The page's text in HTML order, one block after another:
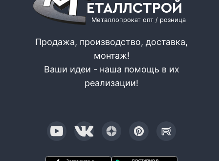
ЕТАЛЛСТРОЙ
Металлопрокат опт / розница
Продажа, производство, доставка,
монтаж!
Ваши идеи - наша помощь в их
реализации!